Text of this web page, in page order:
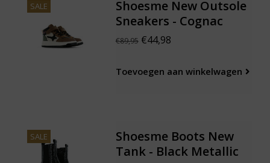
SALE
Shoesme New Outsole
Sneakers - Cognac
€89,95€44,98
Toevoegen aan winkelwagen
SALE
Shoesme Boots New
Tank - Black Metallic